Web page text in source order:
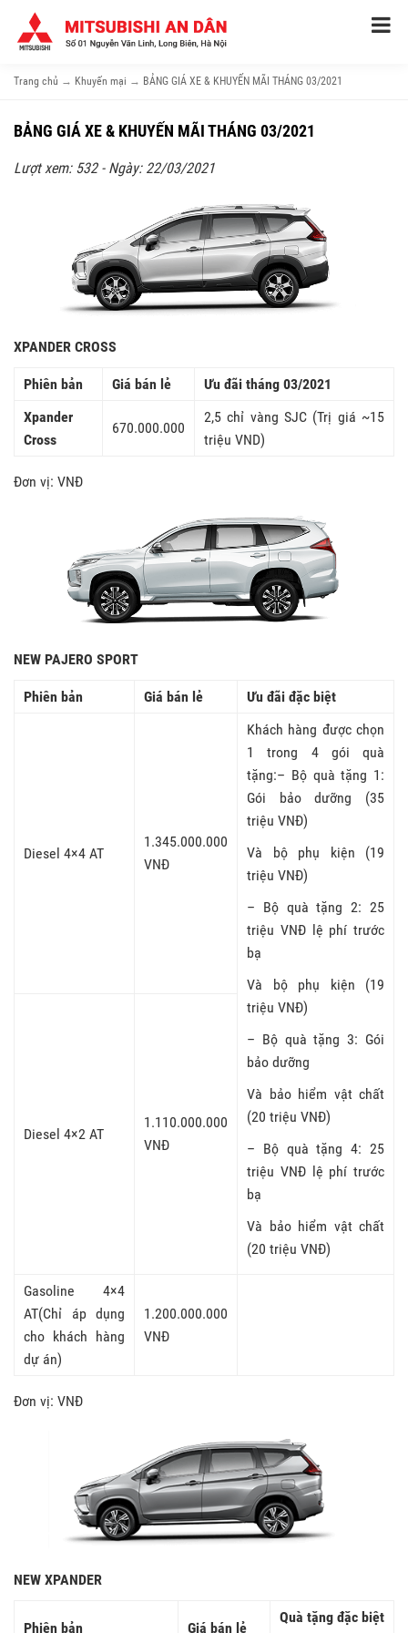
Trang chủ → Khuyến mại → BẢNG GIÁ XE & KHUYẾN MÃI THÁNG 03/2021
BẢNG GIÁ XE & KHUYẾN MÃI THÁNG 03/2021
Lượt xem: 532 - Ngày: 22/03/2021
XPANDER CROSS
Phiên bản Giá bán lẻ
Ưu đãi tháng 03/2021
Xpander
Cross
670.000.000
2,5 chỉ vàng SJC (Trị giá ~15
triệu VND)
Đơn vị: VNĐ
NEW PAJERO SPORT
Phiên bản Giá bán lẻ Ưu đãi đặc biệt
Diesel 4×4 AT
1.345.000.000
VNĐ
Khách hàng được chọn
1 trong 4 gói quà
tặng:– Bộ quà tặng 1:
Gói bảo dưỡng (35
triệu VNĐ)
Và bộ phụ kiện (19
triệu VNĐ)
– Bộ quà tặng 2: 25
triệu VNĐ lệ phí trước
bạ
Và bộ phụ kiện (19
triệu VNĐ)
– Bộ quà tặng 3: Gói
bảo dưỡng
Và bảo hiểm vật chất
(20 triệu VNĐ)
– Bộ quà tặng 4: 25
triệu VNĐ lệ phí trước
bạ
Và bảo hiểm vật chất
(20 triệu VNĐ)
Diesel 4×2 AT
1.110.000.000
VNĐ
Gasoline 4×4
AT(Chỉ áp dụng
cho khách hàng
dự án)
1.200.000.000
VNĐ
Đơn vị: VNĐ
NEW XPANDER
Phiên bản Giá bán lẻ
Quà tặng đặc biệt